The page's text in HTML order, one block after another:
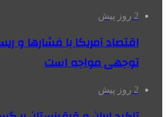
2 روز پیش
اقتصاد آمریکا با فشارها و
توجهی مواجه است
2 روز پیش